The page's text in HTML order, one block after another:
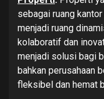
sebagai ruang
menjadi ruang
kolaboratif dan
menjadi solusi bagi
bahkan perusahaan
fleksibel dan hemat